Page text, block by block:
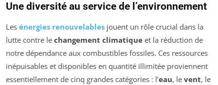
Une diversité au service de l’environnement
Les énergies renouvelables jouent un rôle crucial dans la
lutte contre le changement climatique et la réduction de
notre dépendance aux combustibles fossiles. Ces ressources
inépuisables et disponibles en quantité illimitée proviennent
essentiellement de cinq grandes catégories : l’eau, le vent, le